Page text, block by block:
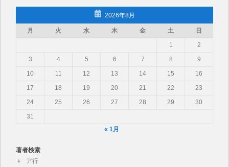
2026年8月
月 火 水 木 金 土
日
1
2
3
4 5 6 7 8
9
10
11 12 13 14 15
16
17
18 19 20 21 22
23
24
25 26 27 28 29
30
31
« 1月
著者検索
ア行